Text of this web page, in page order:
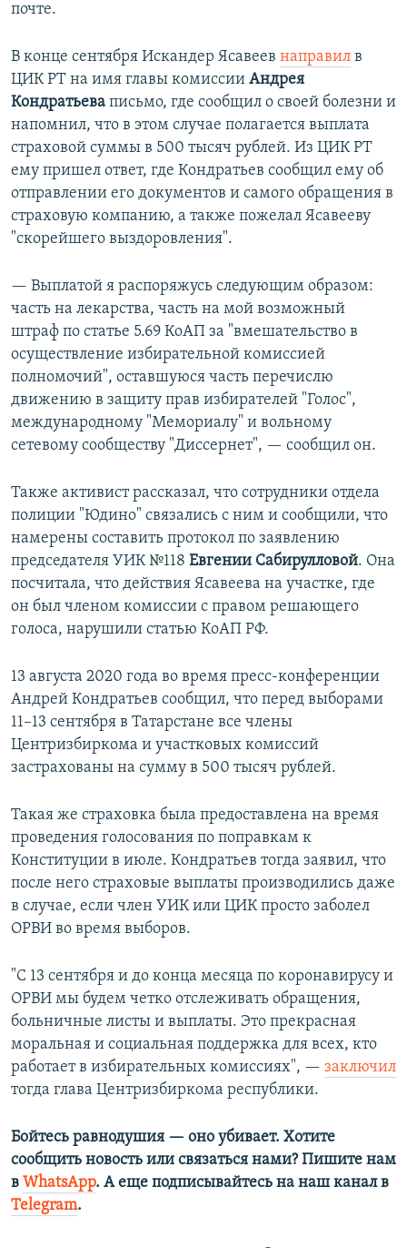
почте.
В конце сентября Искандер Ясавеев направил в
ЦИК РТ на имя главы комиссии Андрея
Кондратьева письмо, где сообщил о своей болезни и
напомнил, что в этом случае полагается выплата
страховой суммы в 500 тысяч рублей. Из ЦИК РТ
ему пришел ответ, где Кондратьев сообщил ему об
отправлении его документов и самого обращения в
страховую компанию, а также пожелал Ясавееву
"скорейшего выздоровления".
— Выплатой я распоряжусь следующим образом:
часть на лекарства, часть на мой возможный
штраф по статье 5.69 КоАП за "вмешательство в
осуществление избирательной комиссией
полномочий", оставшуюся часть перечислю
движению в защиту прав избирателей "Голос",
международному "Мемориалу" и вольному
сетевому сообществу "Диссернет", — сообщил он.
Также активист рассказал, что сотрудники отдела
полиции "Юдино" связались с ним и сообщили, что
намерены составить протокол по заявлению
председателя УИК №118 Евгении Сабирулловой. Она
посчитала, что действия Ясавеева на участке, где
он был членом комиссии с правом решающего
голоса, нарушили статью КоАП РФ.
13 августа 2020 года во время пресс-конференции
Андрей Кондратьев сообщил, что перед выборами
11–13 сентября в Татарстане все члены
Центризбиркома и участковых комиссий
застрахованы на сумму в 500 тысяч рублей.
Такая же страховка была предоставлена на время
проведения голосования по поправкам к
Конституции в июле. Кондратьев тогда заявил, что
после него страховые выплаты производились даже
в случае, если член УИК или ЦИК просто заболел
ОРВИ во время выборов.
"С 13 сентября и до конца месяца по коронавирусу и
ОРВИ мы будем четко отслеживать обращения,
больничные листы и выплаты. Это прекрасная
моральная и социальная поддержка для всех, кто
работает в избирательных комиссиях", — заключил
тогда глава Центризбиркома республики.
Бойтесь равнодушия — оно убивает. Хотите
сообщить новость или связаться нами? Пишите нам
в WhatsApp. А еще подписывайтесь на наш канал в
Telegram.